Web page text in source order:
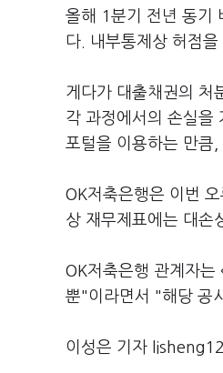
올해 1분기 전년 동기
다. 내부통제상 허점
게다가 대출채권의 처
각 과정에서의 손실을
포털을 이용하는 만큼
OK저축은행은 이번
상 재무제표에는 대손
OK저축은행 관계자는
뿐"이라면서 "해당 공
이성은 기자